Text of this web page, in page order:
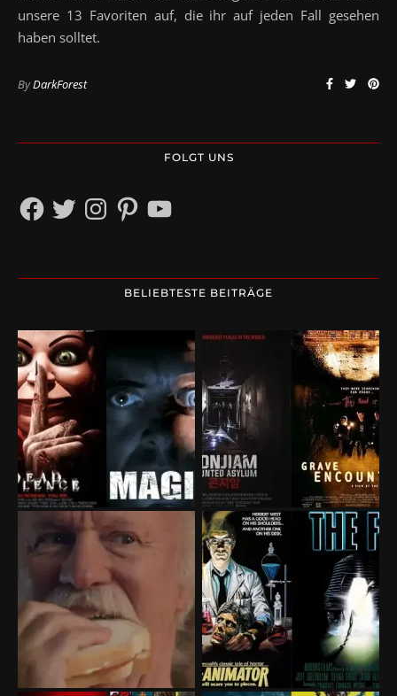
unsere 13 Favoriten auf, die ihr auf jeden Fall gesehen
haben solltet.
ByDarkForest
FOLGT UNS
Facebook
TwitterInstagramPinterestYouTube
BELIEBTESTE BEITRÄGE